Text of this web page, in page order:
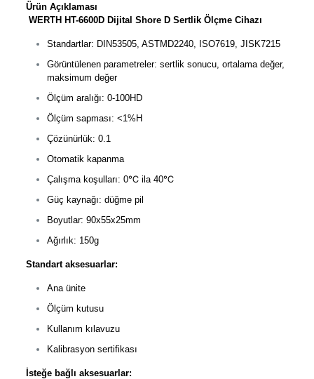
Ürün Açıklaması
WERTH HT-6600D Dijital Shore D Sertlik Ölçme Cihazı
Standartlar: DIN53505, ASTMD2240, ISO7619, JISK7215
Görüntülenen parametreler: sertlik sonucu, ortalama değer,
maksimum değer
Ölçüm aralığı: 0-100HD
Ölçüm sapması: <1%H
Çözünürlük: 0.1
Otomatik kapanma
Çalışma koşulları: 0℃ ila 40℃
Güç kaynağı: düğme pil
Boyutlar: 90x55x25mm
Ağırlık: 150g
Standart aksesuarlar:
Ana ünite
Ölçüm kutusu
Kullanım kılavuzu
Kalibrasyon sertifikası
İsteğe bağlı aksesuarlar: